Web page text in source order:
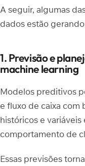
A seguir, algumas
dados estão
1. Previsão e
machine learning
Modelos preditivos
e fluxo de caixa com
históricos e
comportamento de
Essas previsões